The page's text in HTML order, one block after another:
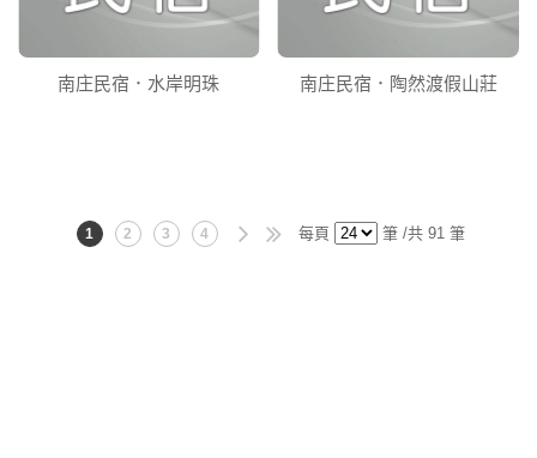
南庄民宿．水岸明珠 南庄民宿．陶然渡假山莊
1 2 3 4 每頁 筆 /共 91 筆